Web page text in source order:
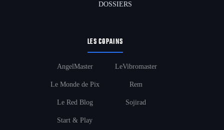
DOSSIERS
LES COPAINS
AngelMaster
Le Monde de Pix
Le Red Blog
Start & Play
LeVibromaster
Rem
Sojirad